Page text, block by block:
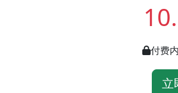
付费
立